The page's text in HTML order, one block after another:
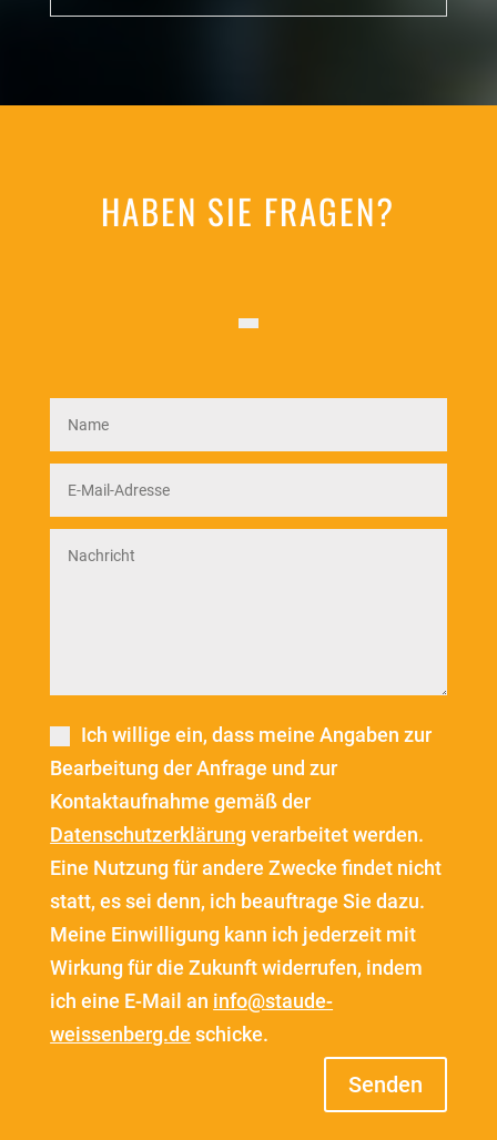
HABEN SIE FRAGEN?
Ich willige ein, dass meine Angaben zur
Bearbeitung der Anfrage und zur
Kontaktaufnahme gemäß der
Datenschutzerklärungverarbeitet werden.
Eine Nutzung für andere Zwecke findet nicht
statt, es sei denn, ich beauftrage Sie dazu.
Meine Einwilligung kann ich jederzeit mit
Wirkung für die Zukunft widerrufen, indem
ich eine E-Mail an info@staude-
weissenberg.de schicke.
Senden